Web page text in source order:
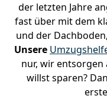
der letzten Jahre
fast über mit dem
und der
Unsere
nur, wir entsorgen
willst sparen?